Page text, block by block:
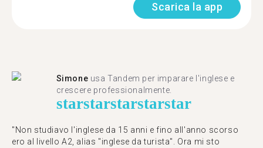
Scarica la app
Simone usa Tandem per imparare l'inglese e
crescere professionalmente.
starstarstarstarstar
"Non studiavo l'inglese da 15 anni e fino all'anno scorso
ero al livello A2, alias "inglese da turista". Ora mi sto